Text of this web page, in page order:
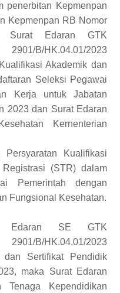
penerbitan Kepmenpan
Kepmenpan RB Nomor
Surat Edaran GTK
B/HK.04.01/2023
Akademik dan
Seleksi Pegawai
Kerja untuk Jabatan
2023 dan Surat Edaran
Kernenterian
Persyaratan Kualifikasi
(STR) dalam
Pemerintah dengan
Fungsional Kesehatan.
Edaran SE GTK
B/HK.04.01/2023
dan Sertifikat Pendidik
maka Surat Edaran
Kependidikan